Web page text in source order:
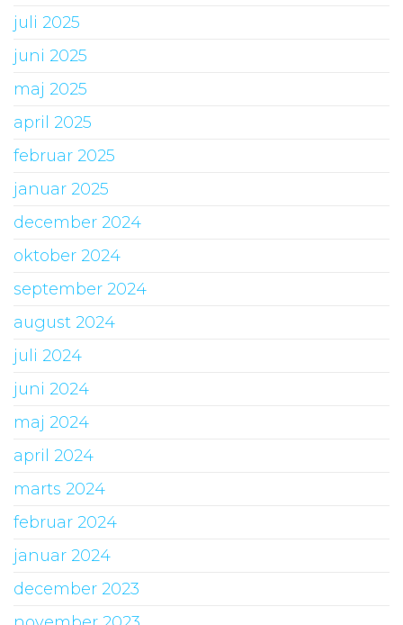
juli 2025
juni 2025
maj 2025
april 2025
februar 2025
januar 2025
december 2024
oktober 2024
september 2024
august 2024
juli 2024
juni 2024
maj 2024
april 2024
marts 2024
februar 2024
januar 2024
december 2023